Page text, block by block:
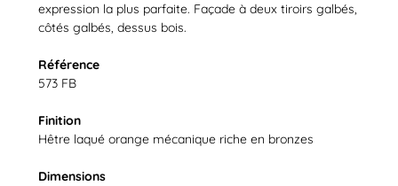
expression la plus parfaite. Façade à deux tiroirs galbés,
côtés galbés, dessus bois.
Référence
573 FB
Finition
Hêtre laqué orange mécanique riche en bronzes
Dimensions